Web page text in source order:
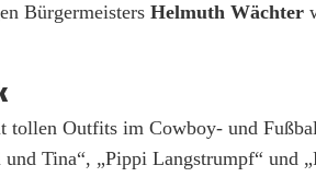
Bürgermeisters Helmuth Wächter
tollen Outfits im Cowboy- und
Tina“, „Pippi Langstrumpf“ und